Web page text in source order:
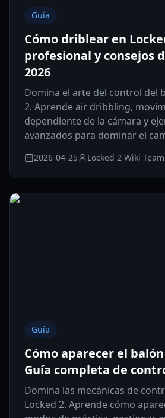
Guía
Cómo driblear en
profesional y consejos
2026
Domina el arte del control del
2. Aprende air dribbling,
dependiente de la cámara y
avanzados para dominar el
2026-04-25 Locked 2 Wiki Team
Guía
Cómo aparecer el
Guía completa de
Domina las mecánicas de
Locked 2. Aprende cómo